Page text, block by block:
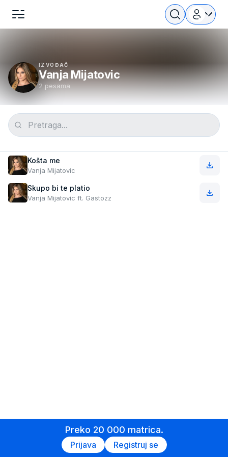
IZVOĐAČ
Vanja Mijatovic
2 pesama
Košta me
Vanja Mijatovic
Skupo bi te platio
Vanja Mijatovic ft. Gastozz
Preko 20 000 matrica.
Prijava Registruj se